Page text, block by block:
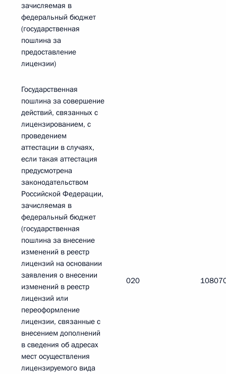
зачисляемая в
федеральный бюджет
(государственная
пошлина за
предоставление
лицензии)
Государственная
пошлина за совершение
действий, связанных с
лицензированием, с
проведением
аттестации в случаях,
если такая аттестация
предусмотрена
законодательством
Российской Федерации,
зачисляемая в
федеральный бюджет
(государственная
пошлина за внесение
изменений в реестр
лицензий на основании
заявления о внесении
изменений в реестр
лицензий или
переоформление
лицензии, связанные с
внесением дополнений
в сведения об адресах
мест осуществления
лицензируемого вида
020